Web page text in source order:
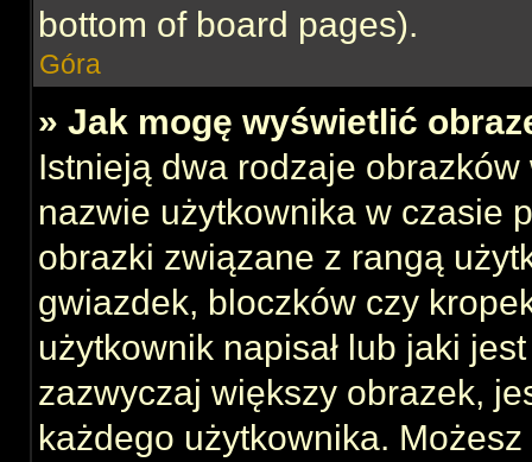
bottom of board pages).
Góra
» Jak mogę wyświetlić
Istnieją dwa rodzaje
nazwie użytkownika w czasie
obrazki związane z rangą
gwiazdek, bloczków czy
użytkownik napisał lub jaki
zazwyczaj większy obrazek,
każdego użytkownika.